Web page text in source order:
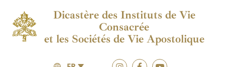
Dicastère des Instituts de Vie
Consacrée
et les Sociétés de Vie Apostolique